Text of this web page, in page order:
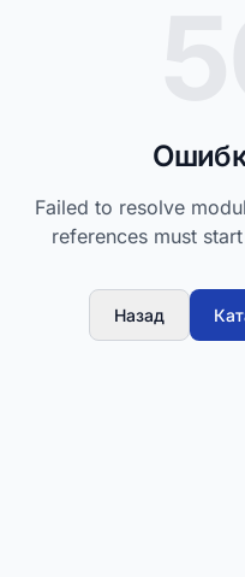
Failed to resolve
references must
Назад